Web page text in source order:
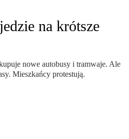
na krótsze
nowe autobusy i tramwaje. Ale
Mieszkańcy protestują.